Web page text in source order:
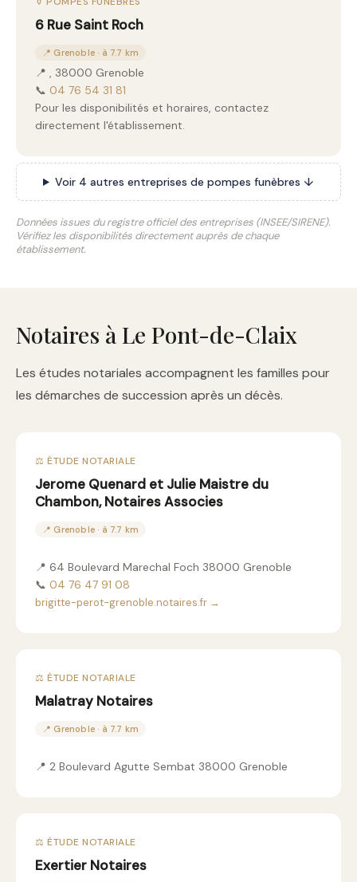
6 Rue Saint Roch
📍 Grenoble · à 7.7 km
📍 , 38000 Grenoble
📞 04 76 54 31 81
Pour les disponibilités et horaires, contactez
directement l'établissement.
Voir 4 autres entreprises de pompes funèbres ↓
Données issues du registre officiel des entreprises (INSEE/SIRENE).
Vérifiez les disponibilités directement auprès de chaque
établissement.
Notaires à Le Pont-de-Claix
Les études notariales accompagnent les familles pour
les démarches de succession après un décès.
⚖️ ÉTUDE NOTARIALE
Jerome Quenard et Julie Maistre du
Chambon, Notaires Associes
📍 Grenoble · à 7.7 km
📍 64 Boulevard Marechal Foch 38000 Grenoble
📞 04 76 47 91 08
brigitte-perot-grenoble.notaires.fr →
⚖️ ÉTUDE NOTARIALE
Malatray Notaires
📍 Grenoble · à 7.7 km
📍 2 Boulevard Agutte Sembat 38000 Grenoble
⚖️ ÉTUDE NOTARIALE
Exertier Notaires